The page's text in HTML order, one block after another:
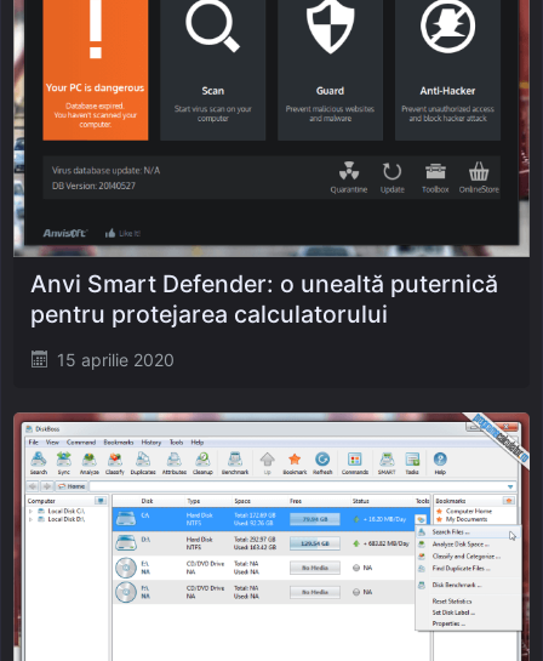
Posted
15 aprilie 2020
Anvi Smart Defender: o unealtă puternică
pentru protejarea calculatorului